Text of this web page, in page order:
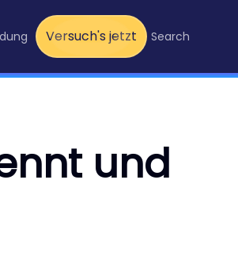
Versuch's jetzt Search
und